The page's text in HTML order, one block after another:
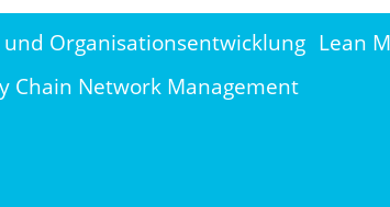
Organisationsentwicklung Lean
Chain Network Management